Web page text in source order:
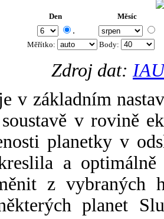
Den Měsíc
.
Měřítko: Body:
Zdroj dat:
v základním
v rovině
planetky v
a
z vybraných
planet